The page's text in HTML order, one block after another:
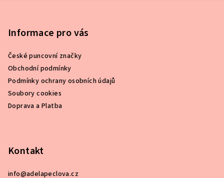
Informace pro vás
České puncovní značky
Obchodní podmínky
Podmínky ochrany osobních údajů
Soubory cookies
Doprava a Platba
Kontakt
info@adelapeclova.cz